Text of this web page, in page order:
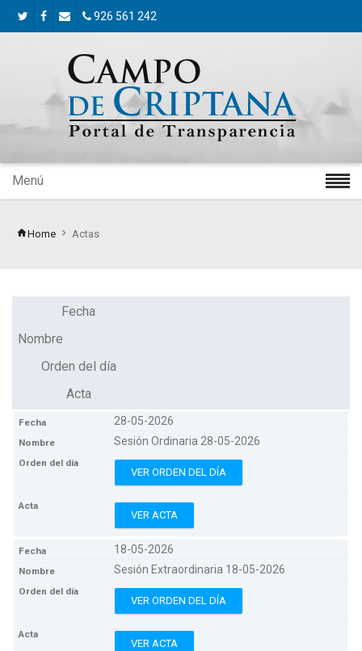
926 561 242
Menú
Home Actas
Fecha
Nombre
Orden del día
Acta
28-05-2026
Sesión Ordinaria 28-05-2026
VER ORDEN DEL DÍA
VER ACTA
18-05-2026
Sesión Extraordinaria 18-05-2026
VER ORDEN DEL DÍA
VER ACTA